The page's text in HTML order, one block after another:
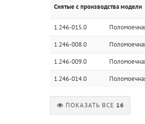
Снятые с производства модели
1.246-015.0
1.246-008.0
1.246-009.0
1.246-014.0
ПОКАЗАТЬ ВСЕ 16